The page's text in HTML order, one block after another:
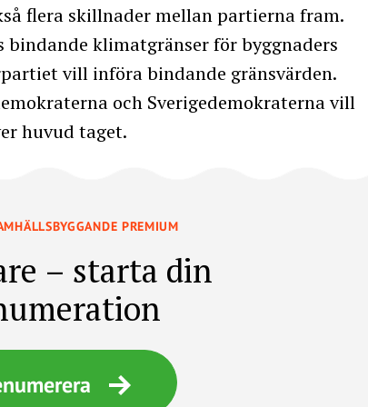
flera skillnader mellan partierna fram.
klimatgränser för byggnaders
vill införa bindande gränsvärden.
och Sverigedemokraterna vill
huvud taget.
PREMIUM
– starta din